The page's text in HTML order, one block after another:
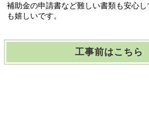
補助金の申請書など難しい書類も安心
も嬉しいです。
工事前はこちら